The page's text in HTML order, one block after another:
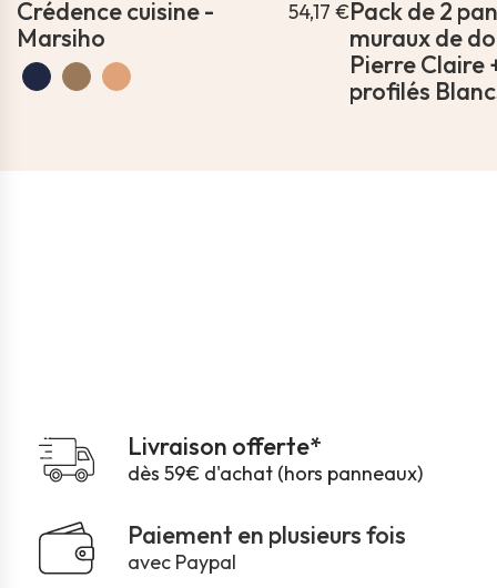
Crédence cuisine -
Marsiho
54,17 €Pack de 2
muraux de
Pierre Claire
profilés
Livraison offerte*
dès 59€ d'achat (hors panneaux)
Paiement en plusieurs fois
avec Paypal